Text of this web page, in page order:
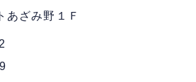
ざみ野１Ｆ